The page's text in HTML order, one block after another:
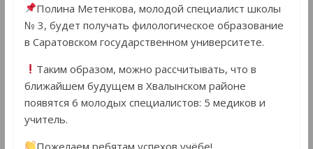
Полина Метенкова, молодой специалист школы
№ 3, будет получать филологическое образование
в Саратовском государственном университете.
Таким образом, можно рассчитывать, что в
ближайшем будущем в Хвалынском районе
появятся 6 молодых специалистов: 5 медиков и
учитель.
Пожелаем ребятам успехов учёбе!